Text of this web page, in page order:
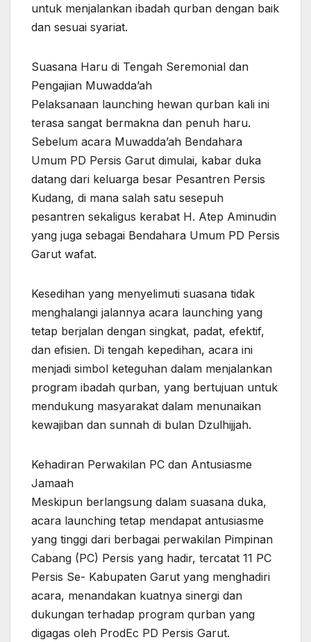
untuk menjalankan ibadah qurban dengan baik
dan sesuai syariat.
Suasana Haru di Tengah Seremonial dan
Pengajian Muwadda’ah
Pelaksanaan launching hewan qurban kali ini
terasa sangat bermakna dan penuh haru.
Sebelum acara Muwadda’ah Bendahara
Umum PD Persis Garut dimulai, kabar duka
datang dari keluarga besar Pesantren Persis
Kudang, di mana salah satu sesepuh
pesantren sekaligus kerabat H. Atep Aminudin
yang juga sebagai Bendahara Umum PD Persis
Garut wafat.
Kesedihan yang menyelimuti suasana tidak
menghalangi jalannya acara launching yang
tetap berjalan dengan singkat, padat, efektif,
dan efisien. Di tengah kepedihan, acara ini
menjadi simbol keteguhan dalam menjalankan
program ibadah qurban, yang bertujuan untuk
mendukung masyarakat dalam menunaikan
kewajiban dan sunnah di bulan Dzulhijjah.
Kehadiran Perwakilan PC dan Antusiasme
Jamaah
Meskipun berlangsung dalam suasana duka,
acara launching tetap mendapat antusiasme
yang tinggi dari berbagai perwakilan Pimpinan
Cabang (PC) Persis yang hadir, tercatat 11 PC
Persis Se- Kabupaten Garut yang menghadiri
acara, menandakan kuatnya sinergi dan
dukungan terhadap program qurban yang
digagas oleh ProdEc PD Persis Garut.